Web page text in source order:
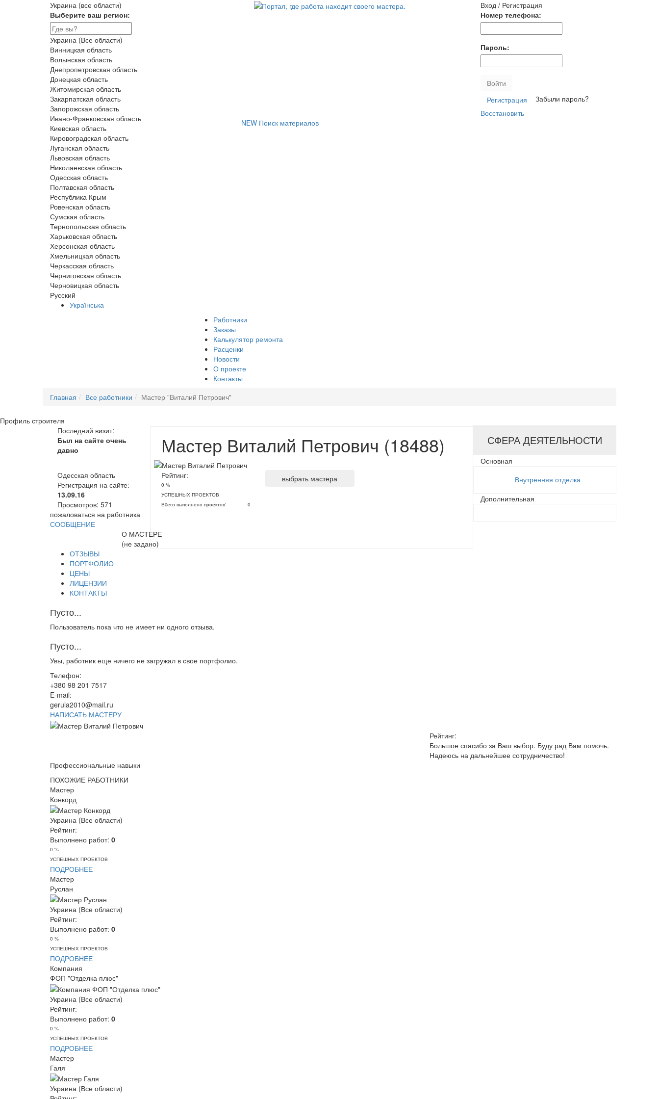
Украина (все области)
Выберите ваш регион:
Украина (Все области)
Винницкая область
Волынская область
Днепропетровская область
Донецкая область
Житомирская область
Закарпатская область
Запорожская область
Ивано-Франковская область
Киевская область
Кировоградская область
Луганская область
Львовская область
Николаевская область
Одесская область
Полтавская область
Республика Крым
Ровенская область
Сумская область
Тернопольская область
Харьковская область
Херсонская область
Хмельницкая область
Черкасская область
Черниговская область
Черновицкая область
Русский
Українська
Вход / Регистрация
Номер телефона:
Пароль:
Войти
Регистрация
Забыли пароль?
Восстановить
NEW Поиск материалов
Работники
Заказы
Калькулятор ремонта
Расценки
Новости
О проекте
Контакты
Главная
Все работники Мастер "Виталий Петрович"
Профиль строителя
Последний визит:
Был на сайте очень
давно
Мастер Виталий Петрович (18488)
Одесская область
Регистрация на сайте:
13.09.16
Просмотров: 571
Рейтинг:
0 %
УСПЕШНЫХ ПРОЕКТОВ
Вcего выполнено проектов:
0
выбрать мастера
пожаловаться на работника
СООБЩЕНИЕ
О МАСТЕРЕ
(не задано)
СФЕРА ДЕЯТЕЛЬНОСТИ
Основная
Внутренняя отделка
Дополнительная
ОТЗЫВЫ
ПОРТФОЛИО
ЦЕНЫ
ЛИЦЕНЗИИ
КОНТАКТЫ
Пусто...
Пользователь пока что не имеет ни одного отзыва.
Пусто...
Увы, работник еще ничего не загружал в свое портфолио.
Телефон:
+380 98 201 7517
E-mail:
gerula2010@mail.ru
НАПИСАТЬ МАСТЕРУ
Рейтинг:
Большое спасибо за Ваш выбор. Буду рад Вам помочь.
Надеюсь на дальнейшее сотрудничество!
Профессиональные навыки
ПОХОЖИЕ РАБОТНИКИ
Мастер
Конкорд
Украина (Все области)
Рейтинг:
Выполнено работ: 0
0 %
УСПЕШНЫХ ПРОЕКТОВ
ПОДРОБНЕЕ
Мастер
Руслан
Украина (Все области)
Рейтинг:
Выполнено работ: 0
0 %
УСПЕШНЫХ ПРОЕКТОВ
ПОДРОБНЕЕ
Компания
ФОП "Отделка плюс"
Украина (Все области)
Рейтинг:
Выполнено работ: 0
0 %
УСПЕШНЫХ ПРОЕКТОВ
ПОДРОБНЕЕ
Мастер
Галя
Украина (Все области)